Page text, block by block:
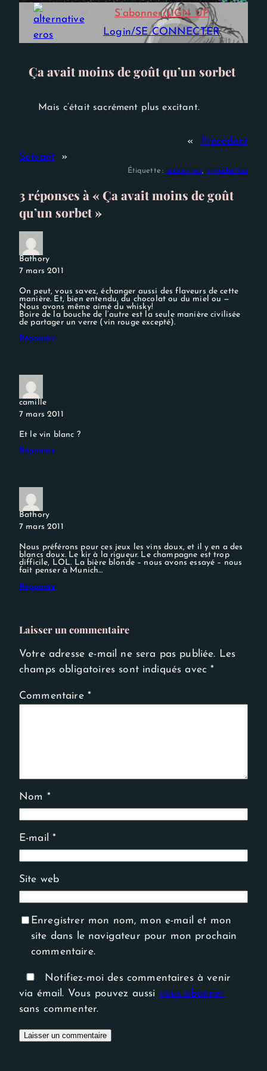
S’abonner/sIGN UP
Login/SE CONNECTER
Ça avait moins de goût qu’un sorbet
Mais c’était sacrément plus excitant.
«
Précédent
Suivant
»
Étiquette : lesbiennes, nymphettes
3 réponses à « Ça avait moins de goût
qu’un sorbet »
Bathory
7 mars 2011
On peut, vous savez, échanger aussi des flaveurs de cette
manière. Et, bien entendu, du chocolat ou du miel ou —
Nous avons même aimé du whisky!
Boire de la bouche de l’autre est la seule manière civilisée
de partager un verre (vin rouge excepté).
Répondre
camille
7 mars 2011
Et le vin blanc ?
Répondre
Bathory
7 mars 2011
Nous préférons pour ces jeux les vins doux, et il y en a des
blancs doux. Le kir à la rigueur. Le champagne est trop
difficile, LOL. La bière blonde – nous avons essayé – nous
fait penser à Munich…
Répondre
Laisser un commentaire
Votre adresse e-mail ne sera pas publiée. Les
champs obligatoires sont indiqués avec*
Commentaire *
Nom *
E-mail*
Site web
Enregistrer mon nom, mon e-mail et mon
site dans le navigateur pour mon prochain
commentaire.
Notifiez-moi des commentaires à venir
via émail. Vous pouvez aussi vous abonner
sans commenter.
Experience
Afin que notre
site Web
fonctionne
aussi bien que
de votre
visite. Si vous
certaines